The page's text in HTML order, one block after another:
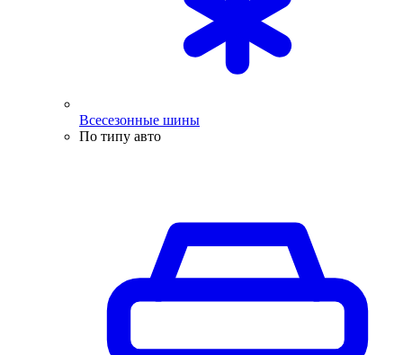
Всесезонные шины
По типу авто